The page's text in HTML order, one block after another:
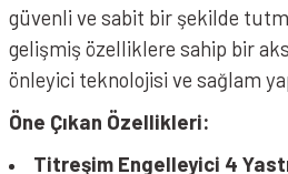
güvenli ve sabit bir şekilde
gelişmiş özelliklere sahip bir
önleyici teknolojisi ve sağlam
Öne Çıkan Özellikleri:
Titreşim Engelleyici 4